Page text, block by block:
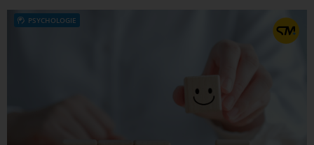
PSYCHOLOGIE